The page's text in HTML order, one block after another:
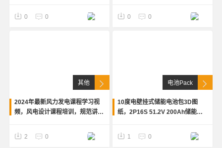
成，stp格式
0 0 Zzz
138Ah比亚迪刀片电池，外观简洁
大方，solidworks格式和stp
0 0
其他
2024年最新风力发电课程学习视
频，风电设计课程培训，规范讲
视频，全套资料
2 0 Zzz
电池Pack
10度电壁挂式储能电池包3D图
纸，2P16S 51.2V 200Ah储能电
芯(瑞浦电芯)，stp格式，3D软件
都可以打开
1 0